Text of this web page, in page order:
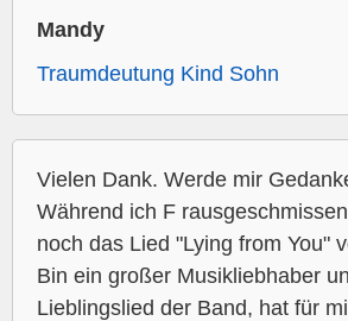
Mandy
Traumdeutung Kind Sohn
Vielen Dank. Werde mir
Während ich F
noch das Lied "Lying from You"
Bin ein großer Musikliebhaber
Lieblingslied der Band, hat für